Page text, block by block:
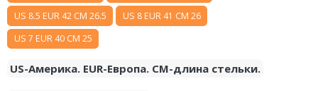
US 8.5 EUR 42 CM 26.5
US 8 EUR 41 CM 26
US 7 EUR 40 CM 25
US-Америка. EUR-Европа. CM-длина стельки.
Nike Book
Nike LeBron
Nike Kyrie